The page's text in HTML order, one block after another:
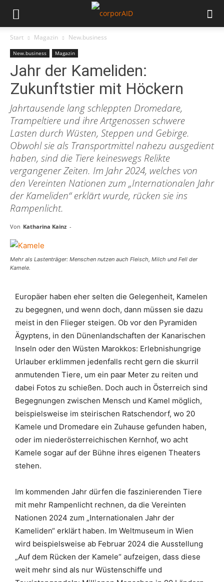
Start Magazin New.business
New.business Magazin
Jahr der Kameliden:
Zukunftstier mit Höckern
Jahrtausende lang schleppten Dromedare,
Trampeltiere und ihre Artgenossen schwere
Lasten durch Wüsten, Steppen und Gebirge.
Obwohl sie als Transportmittel nahezu ausgedient
haben, sind die Tiere keineswegs Relikte
vergangener Zeiten. Im Jahr 2024, welches von
den Vereinten Nationen zum „Internationalen Jahr
der Kameliden“ erklärt wurde, rücken sie ins
Rampenlicht.
Von Katharina Kainz -
Mehr als Lastenträger: Menschen nutzen auch Fleisch, Milch und Fell der
Kamele.
Europäer haben eher selten die Gelegenheit, Kamelen
zu begegnen, und wenn doch, dann müssen sie dazu
meist in den Flieger steigen. Ob vor den Pyramiden
Ägyptens, in den Dünenlandschaften der Kanarischen
Inseln oder den Wüsten Marokkos: Erlebnishungrige
Urlauber erklimmen jedenfalls recht gern die skurril
anmutenden Tiere, um ein paar Meter zu reiten und
dabei Fotos zu schießen. Doch auch in Österreich sind
Begegnungen zwischen Mensch und Kamel möglich,
beispielsweise im steirischen Ratschendorf, wo 20
Kamele und Dromedare ein Zuhause gefunden haben,
oder im niederösterreichischen Kernhof, wo acht
Kamele sogar auf der Bühne ihres eigenen Theaters
stehen.
Im kommenden Jahr dürfen die faszinierenden Tiere
mit mehr Rampenlicht rechnen, da die Vereinten
Nationen 2024 zum „Internationalen Jahr der
Kameliden“ erklärt haben. Im Weltmuseum in Wien
wird beispielsweise ab Februar 2024 die Ausstellung
„Auf dem Rücken der Kamele“ aufzeigen, dass diese
weit mehr sind als nur Wüstenschiffe und